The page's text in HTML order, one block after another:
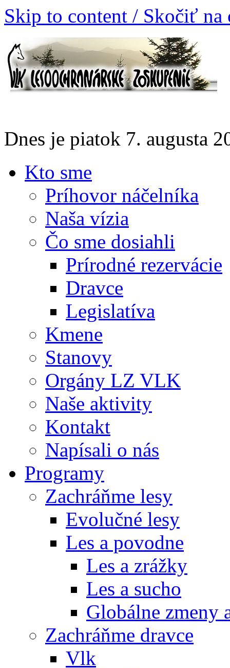
Skip to content / Skočiť na
Dnes je piatok 7. augusta
Kto sme
Príhovor náčelníka
Naša vízia
Čo sme dosiahli
Prírodné rezervácie
Dravce
Legislatíva
Kmene
Stanovy
Orgány LZ VLK
Naše aktivity
Kontakt
Napísali o nás
Programy
Zachráňme lesy
Evolučné lesy
Les a povodne
Les a zrážky
Les a sucho
Globálne zmeny
Zachráňme dravce
Vlk